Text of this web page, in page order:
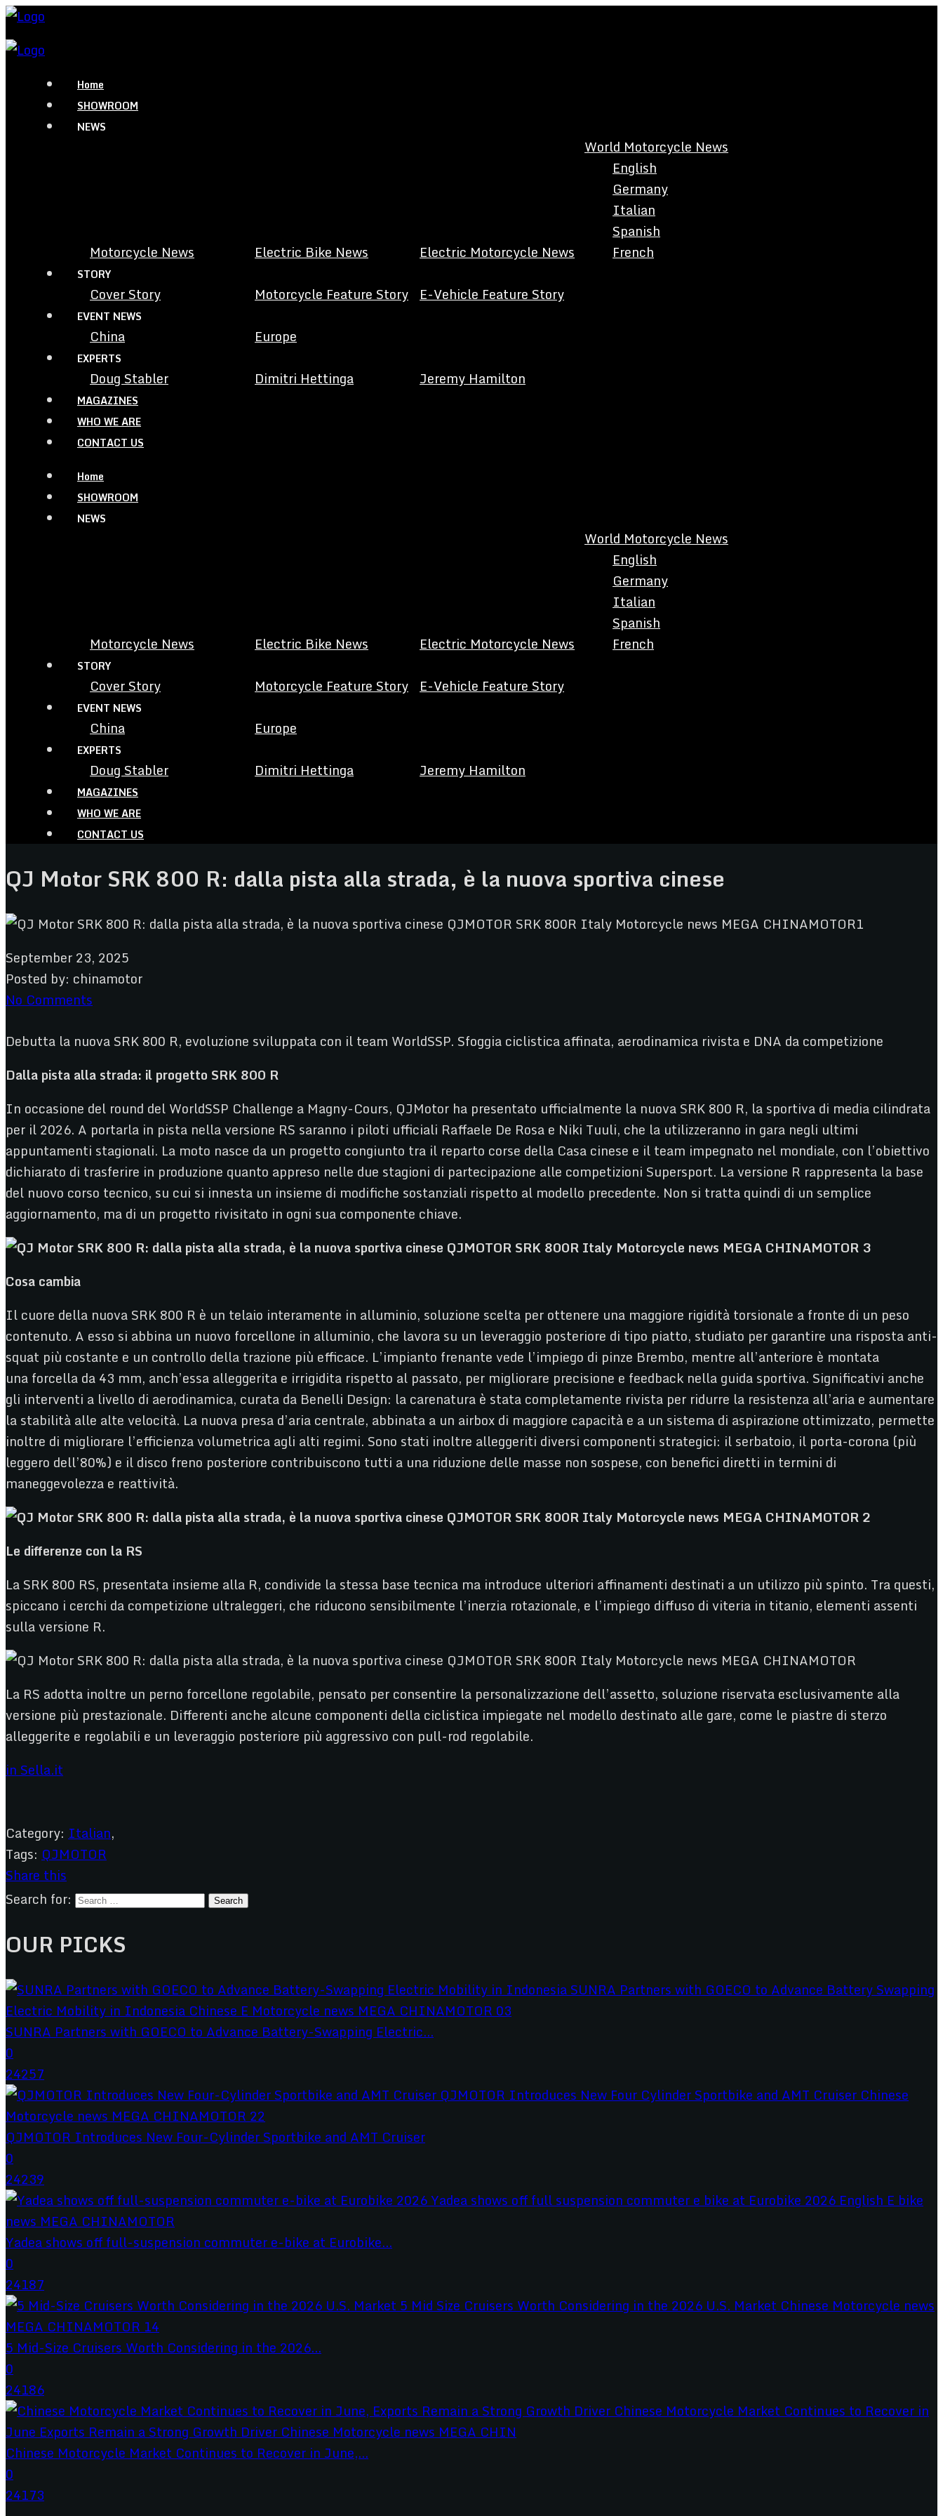
Home
SHOWROOM
NEWS
Motorcycle News Electric Bike News Electric Motorcycle News
World Motorcycle News
English
Germany
Italian
Spanish
French
STORY
Cover Story Motorcycle Feature Story E-Vehicle Feature Story
EVENT NEWS
China Europe
EXPERTS
Doug Stabler Dimitri Hettinga Jeremy Hamilton
MAGAZINES
WHO WE ARE
CONTACT US
Home
SHOWROOM
NEWS
Motorcycle News Electric Bike News Electric Motorcycle News
World Motorcycle News
English
Germany
Italian
Spanish
French
STORY
Cover Story Motorcycle Feature Story E-Vehicle Feature Story
EVENT NEWS
China Europe
EXPERTS
Doug Stabler Dimitri Hettinga Jeremy Hamilton
MAGAZINES
WHO WE ARE
CONTACT US
QJ Motor SRK 800 R: dalla pista alla strada, è la nuova sportiva cinese
September 23, 2025
Posted by: chinamotor
No Comments
Debutta la nuova SRK 800 R, evoluzione sviluppata con il team WorldSSP. Sfoggia ciclistica affinata, aerodinamica rivista e DNA da competizione
Dalla pista alla strada: il progetto SRK 800 R
In occasione del round del WorldSSP Challenge a Magny-Cours, QJMotor ha presentato ufficialmente la nuova SRK 800 R, la sportiva di media cilindrata
per il 2026. A portarla in pista nella versione RS saranno i piloti ufficiali Raffaele De Rosa e Niki Tuuli, che la utilizzeranno in gara negli ultimi
appuntamenti stagionali. La moto nasce da un progetto congiunto tra il reparto corse della Casa cinese e il team impegnato nel mondiale, con l’obiettivo
dichiarato di trasferire in produzione quanto appreso nelle due stagioni di partecipazione alle competizioni Supersport. La versione R rappresenta la base
del nuovo corso tecnico, su cui si innesta un insieme di modifiche sostanziali rispetto al modello precedente. Non si tratta quindi di un semplice
aggiornamento, ma di un progetto rivisitato in ogni sua componente chiave.
Cosa cambia
Il cuore della nuova SRK 800 R è un telaio interamente in alluminio, soluzione scelta per ottenere una maggiore rigidità torsionale a fronte di un peso
contenuto. A esso si abbina un nuovo forcellone in alluminio, che lavora su un leveraggio posteriore di tipo piatto, studiato per garantire una risposta anti-
squat più costante e un controllo della trazione più efficace. L’impianto frenante vede l’impiego di pinze Brembo, mentre all’anteriore è montata
una forcella da 43 mm, anch’essa alleggerita e irrigidita rispetto al passato, per migliorare precisione e feedback nella guida sportiva. Significativi anche
gli interventi a livello di aerodinamica, curata da Benelli Design: la carenatura è stata completamente rivista per ridurre la resistenza all’aria e aumentare
la stabilità alle alte velocità. La nuova presa d’aria centrale, abbinata a un airbox di maggiore capacità e a un sistema di aspirazione ottimizzato, permette
inoltre di migliorare l’efficienza volumetrica agli alti regimi. Sono stati inoltre alleggeriti diversi componenti strategici: il serbatoio, il porta-corona (più
leggero dell’80%) e il disco freno posteriore contribuiscono tutti a una riduzione delle masse non sospese, con benefici diretti in termini di
maneggevolezza e reattività.
Le differenze con la RS
La SRK 800 RS, presentata insieme alla R, condivide la stessa base tecnica ma introduce ulteriori affinamenti destinati a un utilizzo più spinto. Tra questi,
spiccano i cerchi da competizione ultraleggeri, che riducono sensibilmente l’inerzia rotazionale, e l’impiego diffuso di viteria in titanio, elementi assenti
sulla versione R.
La RS adotta inoltre un perno forcellone regolabile, pensato per consentire la personalizzazione dell’assetto, soluzione riservata esclusivamente alla
versione più prestazionale. Differenti anche alcune componenti della ciclistica impiegate nel modello destinato alle gare, come le piastre di sterzo
alleggerite e regolabili e un leveraggio posteriore più aggressivo con pull-rod regolabile.
in Sella.it
Category: Italian,
Tags: QJMOTOR
Share this
Search for:
OUR PICKS
SUNRA Partners with GOECO to Advance Battery-Swapping Electric...
0
24257
QJMOTOR Introduces New Four-Cylinder Sportbike and AMT Cruiser
0
24239
Yadea shows off full-suspension commuter e-bike at Eurobike...
0
24187
5 Mid-Size Cruisers Worth Considering in the 2026...
0
24186
Chinese Motorcycle Market Continues to Recover in June,...
0
24173